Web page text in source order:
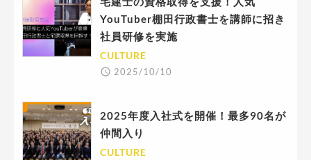
YouTuber棚田行政書士を講師に招き
社員研修を実施
CULTURE
2025/10/10
2025年度入社式を開催！最多90名が
仲間入り
CULTURE